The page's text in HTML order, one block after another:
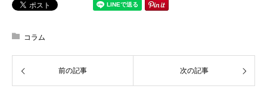
コラム
前の記事 次の記事